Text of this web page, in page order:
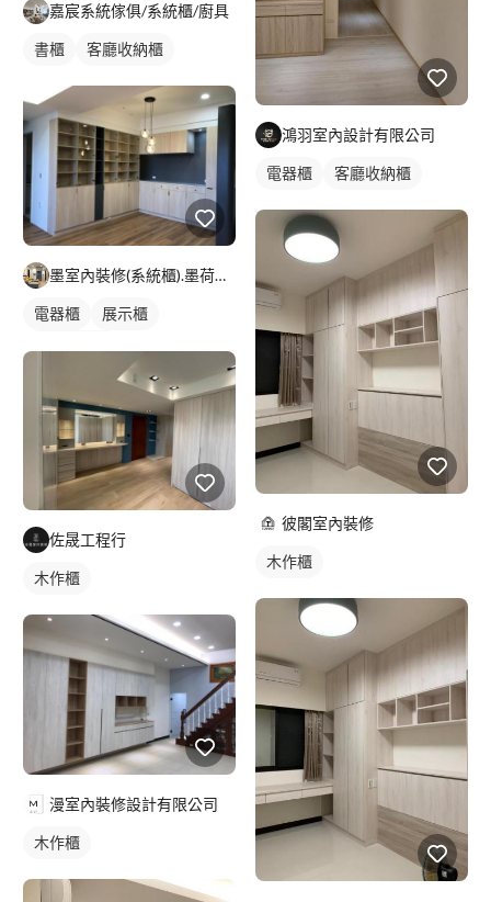
嘉宸系統傢俱/系統櫃/廚具
書櫃 客廳收納櫃
墨室內裝修(系統櫃).墨荷空間設計有限公司
電器櫃
展示櫃
佐晟工程行
木作櫃
漫室內裝修設計有限公司
木作櫃
鴻羽室內設計有限公司
電器櫃 客廳收納櫃
彼閣室內裝修
木作櫃